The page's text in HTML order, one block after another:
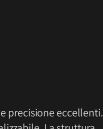
precisione eccellenti.